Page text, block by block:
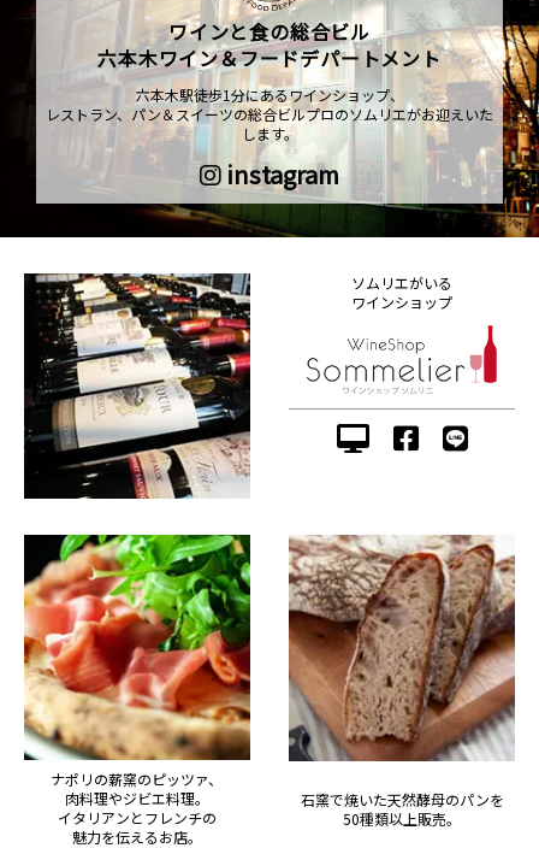
ワインと食の総合ビル
六本木ワイン＆フードデパートメント
六本木駅徒歩1分にあるワインショップ、
レストラン、パン＆スイーツの総合ビルプロのソムリエがお迎えいた
します。
instagram
ソムリエがいる
ワインショップ
ナポリの薪窯のピッツァ、
肉料理やジビエ料理。
イタリアンとフレンチの
魅力を伝えるお店。
石窯で焼いた天然酵母のパンを
50種類以上販売。